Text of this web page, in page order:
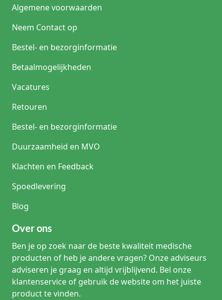
Algemene voorwaarden
Neem Contact op
Bestel- en bezorginformatie
Betaalmogelijkheden
Vacatures
Retouren
Bestel- en bezorginformatie
Duurzaamheid en MVO
Klachten en Feedback
Spoedlevering
Blog
Over ons
Ben je op zoek naar de beste kwaliteit medische
producten of heb je andere vragen? Onze adviseurs
adviseren je graag en altijd vrijblijvend. Bel onze
klantenservice of gebruik de website om het juiste
product te vinden.